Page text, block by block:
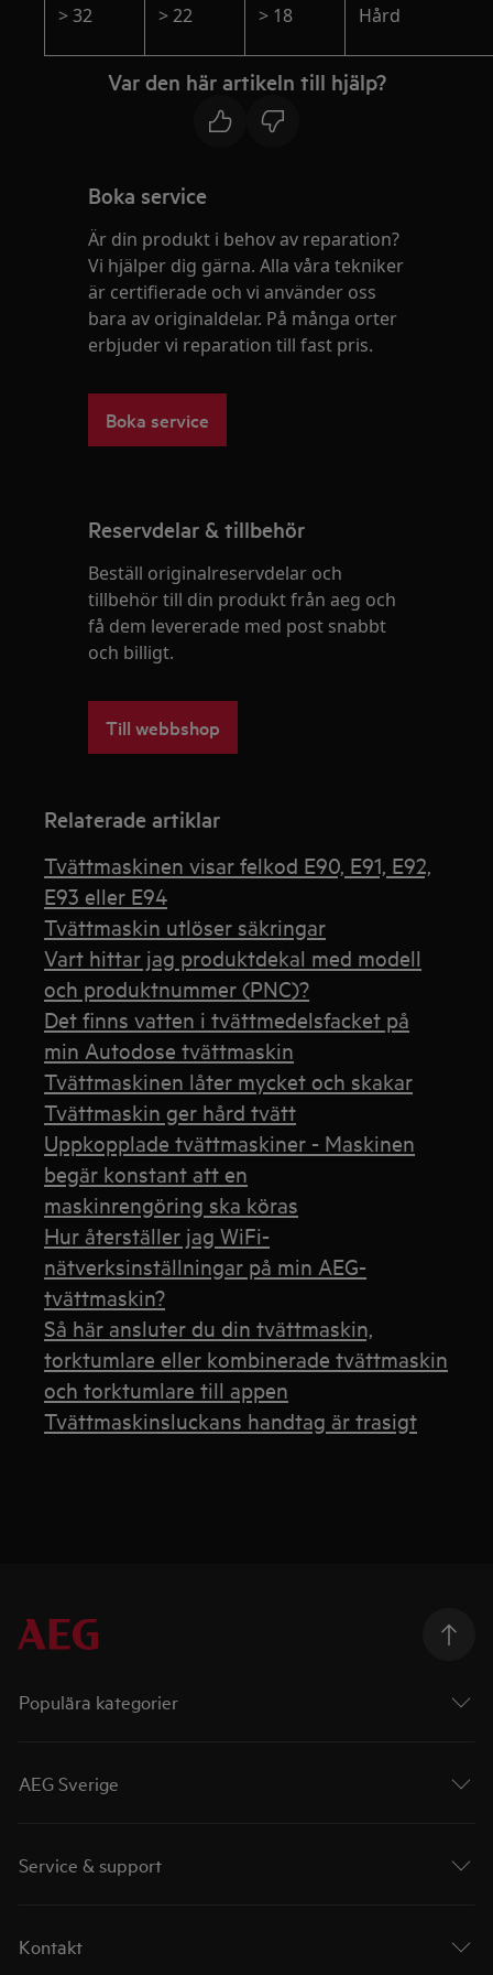
> 32 > 22 > 18 Hård
Var den här artikeln till hjälp?
Boka service
Är din produkt i behov av reparation?
Vi hjälper dig gärna. Alla våra tekniker
är certifierade och vi använder oss
bara av originaldelar. På många orter
erbjuder vi reparation till fast pris.
Boka service
Reservdelar & tillbehör
Beställ originalreservdelar och
tillbehör till din produkt från aeg och
få dem levererade med post snabbt
och billigt.
Till webbshop
Relaterade artiklar
Tvättmaskinen visar felkod E90, E91, E92,
E93 eller E94
Tvättmaskin utlöser säkringar
Vart hittar jag produktdekal med modell
och produktnummer (PNC)?
Det finns vatten i tvättmedelsfacket på
min Autodose tvättmaskin
Tvättmaskinen låter mycket och skakar
Tvättmaskin ger hård tvätt
Uppkopplade tvättmaskiner - Maskinen
begär konstant att en
maskinrengöring ska köras
Hur återställer jag WiFi-
nätverksinställningar på min AEG-
tvättmaskin?
Så här ansluter du din tvättmaskin,
torktumlare eller kombinerade tvättmaskin
och torktumlare till appen
Tvättmaskinsluckans handtag är trasigt
Populära kategorier
AEG Sverige
Service & support
Kontakt